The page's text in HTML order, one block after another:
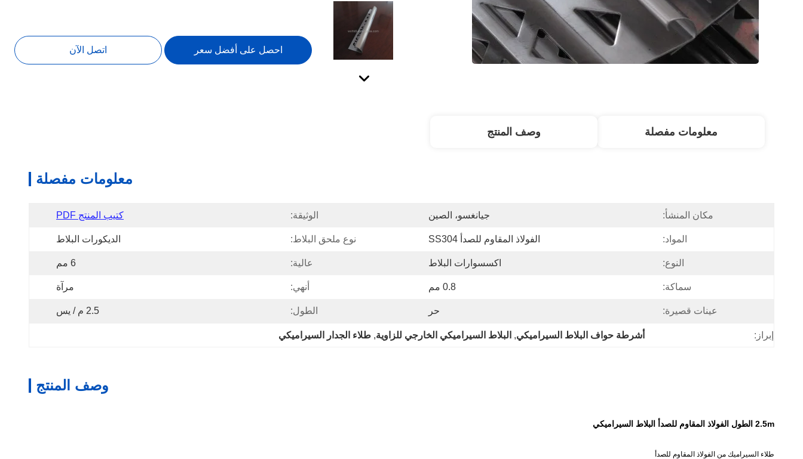
احصل على أفضل سعر اتصل الآن
معلومات مفصلة وصف المنتج
معلومات مفصلة
مكان المنشأ: جيانغسو، الصين الوثيقة: كتيب المنتج PDF
المواد: الفولاذ المقاوم للصدأ SS304 نوع ملحق البلاط: الديكورات البلاط
النوع: اكسسوارات البلاط عالية: 6 مم
سماكة: 0.8 مم أنهي: مرآة
عينات قصيرة: حر الطول: 2.5 م / يس
إبراز: أشرطة حواف البلاط السيراميكي, البلاط السيراميكي الخارجي للزاوية, طلاء الجدار السيراميكي
وصف المنتج
2.5m الطول الفولاذ المقاوم للصدأ البلاط السيراميكي
طلاء السيراميك من الفولاذ المقاوم للصدأ